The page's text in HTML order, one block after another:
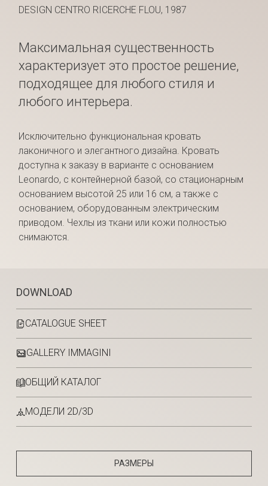
DOWNLOAD
CATALOGUE SHEET
GALLERY IMMAGINI
ОБЩИЙ КАТАЛОГ
МОДЕЛИ 2D/3D
РАЗМЕРЫ
DESIGN CENTRO RICERCHE FLOU, 1987
Максимальная существенность
характеризует это простое решение,
подходящее для любого стиля и
любого интерьера.
Исключительно функциональная кровать
лаконичного и элегантного дизайна. Кровать
доступна к заказу в варианте с основанием
Leonardo, с контейнерной базой, со стационарным
основанием высотой 25 или 16 см, а также с
основанием, оборудованным электрическим
приводом. Чехлы из ткани или кожи полностью
снимаются.